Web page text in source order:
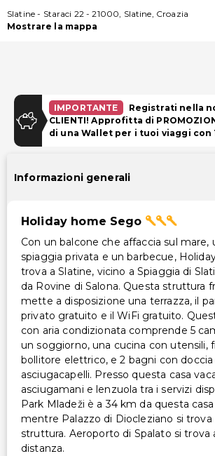
Slatine - Staraci 22 -21000, Slatine, Croazia
Mostrare la mappa
IMPORTANTE
Registrati nella
CLIENTI! Approfitta di
di una Wallet per i tuoi viaggi con
Informazioni generali
Holiday home Sego
Con un balcone che affaccia sul mare,
spiaggia privata e un barbecue,
trova a Slatine, vicino a Spiaggia di
da Rovine di Salona. Questa struttura
mette a disposizione una terrazza, il
privato gratuito e il WiFi gratuito.
con aria condizionata comprende 5
un soggiorno, una cucina con utensili,
bollitore elettrico, e 2 bagni con doccia
asciugacapelli. Presso questa casa
asciugamani e lenzuola tra i servizi
Park Mladeži è a 34 km da questa
mentre Palazzo di Diocleziano si trova
struttura. Aeroporto di Spalato si trova
distanza.